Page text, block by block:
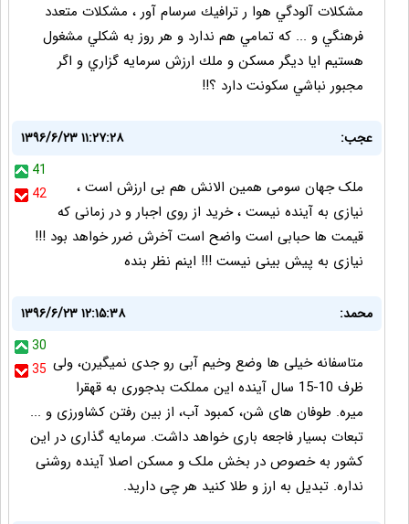
مشكلات آلودگي هوا ر ترافيك سرسام آور ، مشكلات متعدد
فرهنگي و ... كه تمامي هم ندارد و هر روز به شكلي مشغول
هستيم ايا ديگر مسكن و ملك ارزش سرمايه گزاري و اگر
مجبور نباشي سكونت دارد ؟!!
عجب:
۱۳۹۶/۶/۲۳ ۱۱:۲۷:۲۸
41
42
ملک جهان سومی همین الانش هم بی ارزش است ،
نیازی به آینده نیست ، خرید از روی اجبار و در زمانی که
قیمت ها حبابی است واضح است آخرش ضرر خواهد بود !!!
نیازی به پیش بینی نیست !!! اینم نظر بنده
محمد:
۱۳۹۶/۶/۲۳ ۱۲:۱۵:۳۸
30
35 متاسفانه خیلی ها وضع وخیم آبی رو جدی نمیگیرن، ولی
ظرف 10-15 سال آینده این مملکت بدجوری به قهقرا
میره. طوفان های شن، کمبود آب، از بین رفتن کشاورزی و ...
تبعات بسیار فاجعه باری خواهد داشت. سرمایه گذاری در این
کشور به خصوص در بخش ملک و مسکن اصلا آینده روشنی
نداره. تبدیل به ارز و طلا کنید هر چی دارید.